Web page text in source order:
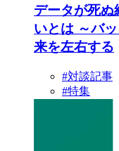
データが死ぬ
いとは ～バ
来を左右する
#対談記事
#特集